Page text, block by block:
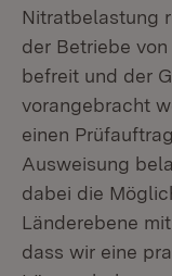
Nitratbelastung
der Betriebe
befreit und der
vorangebracht
einen
Ausweisung
dabei die
Länderebene
dass wir eine